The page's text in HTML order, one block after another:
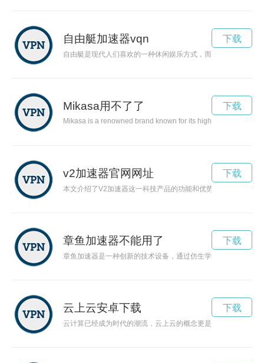
自由艇加速器vqn
自由艇是现代人们喜欢的一种休闲娱乐方式，而加速器则可以
下载
Mikasa用不了了
Mikasa is a renowned brand known for its high-quality
下载
v2加速器官网网址
本文介绍了V2加速器这一科技产品的功能和优势，探讨了网络
下载
章鱼加速器不能用了
章鱼加速器是一种创新的技术设备，通过仿生学原理设计实现
下载
云上云安卓下载
云计算已经成为时代的潮流，云上云的概念更是将创新进行到
下载